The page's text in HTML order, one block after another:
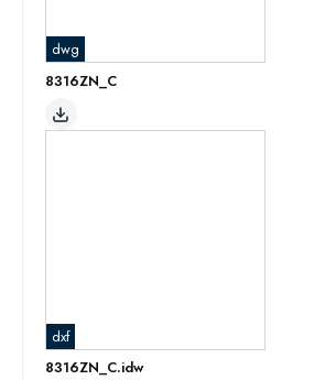
dwg
8316ZN_C
dxf
8316ZN_C.idw